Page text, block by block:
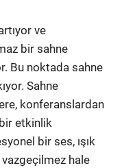
ve
bir sahne
Bu noktada sahne
Sahne
konferanslardan
etkinlik
bir ses, ışık
hale